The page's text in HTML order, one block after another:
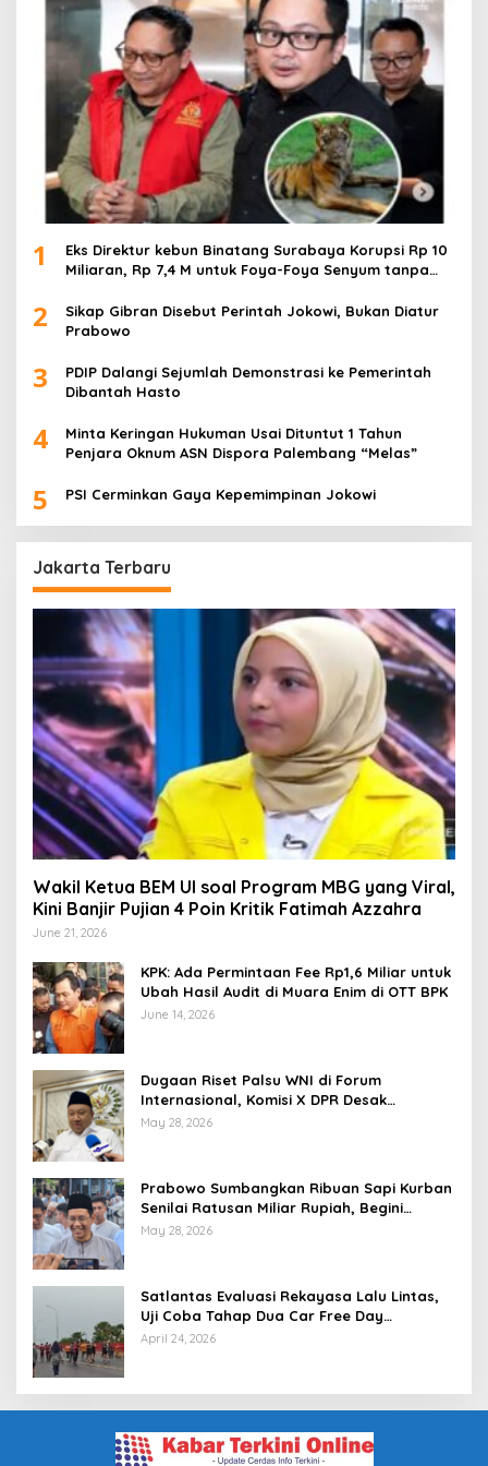
1
Eks Direktur kebun Binatang Surabaya Korupsi Rp 10
Miliaran, Rp 7,4 M untuk Foya-Foya Senyum tanpa
2
Sikap Gibran Disebut Perintah Jokowi, Bukan Diatur
Prabowo
3
PDIP Dalangi Sejumlah Demonstrasi ke Pemerintah
Dibantah Hasto
4
Minta Keringan Hukuman Usai Dituntut 1 Tahun
Penjara Oknum ASN Dispora Palembang “Melas”
5 PSI Cerminkan Gaya Kepemimpinan Jokowi
Jakarta Terbaru
Wakil Ketua BEM UI soal Program MBG yang Viral,
Kini Banjir Pujian 4 Poin Kritik Fatimah Azzahra
June 21, 2026
KPK: Ada Permintaan Fee Rp1,6 Miliar untuk
Ubah Hasil Audit di Muara Enim di OTT BPK
June 14, 2026
Dugaan Riset Palsu WNI di Forum
Internasional, Komisi X DPR Desak
Investigasi dan Penegakan Sanksi Etik
May 28, 2026
Prabowo Sumbangkan Ribuan Sapi Kurban
Senilai Ratusan Miliar Rupiah, Begini
Tanggapan Menkeu Purbaya
May 28, 2026
Satlantas Evaluasi Rekayasa Lalu Lintas,
Uji Coba Tahap Dua Car Free Day
Palembang Diundur
April 24, 2026